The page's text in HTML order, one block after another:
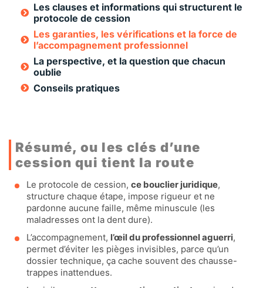
Résumé, ou les clés d’une
cession qui tient la route
Le protocole de cession, ce bouclier juridique,
structure chaque étape, impose rigueur et ne
pardonne aucune faille, même minuscule (les
maladresses ont la dent dure).
L’accompagnement, l’œil du professionnel aguerri,
permet d’éviter les pièges invisibles, parce qu’un
dossier technique, ça cache souvent des chausse-
trappes inattendues.
Les clauses et informations qui structurent le
protocole de cession
Les garanties, les vérifications et la force de
l’accompagnement professionnel
La perspective, et la question que chacun
oublie
Conseils pratiques